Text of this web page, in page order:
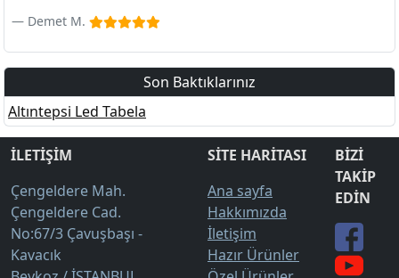
Demet M.
Son Baktıklarınız
Altıntepsi Led Tabela
İLETİŞİM
Çengeldere Mah.
Çengeldere Cad.
No:67/3 Çavuşbaşı -
Kavacık
SİTE HARİTASI
Ana sayfa
Hakkımızda
İletişim
Hazır Ürünler
BİZİ
TAKİP
EDİN